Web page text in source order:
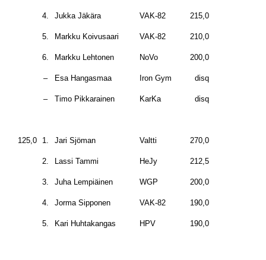
4. Jukka Jäkära VAK-82 215,0
5. Markku Koivusaari VAK-82 210,0
6. Markku Lehtonen NoVo 200,0
– Esa Hangasmaa Iron Gym disq
– Timo Pikkarainen KarKa disq
125,0 1. Jari Sjöman Valtti 270,0
2. Lassi Tammi HeJy 212,5
3. Juha Lempiäinen WGP 200,0
4. Jorma Sipponen VAK-82 190,0
5. Kari Huhtakangas HPV 190,0